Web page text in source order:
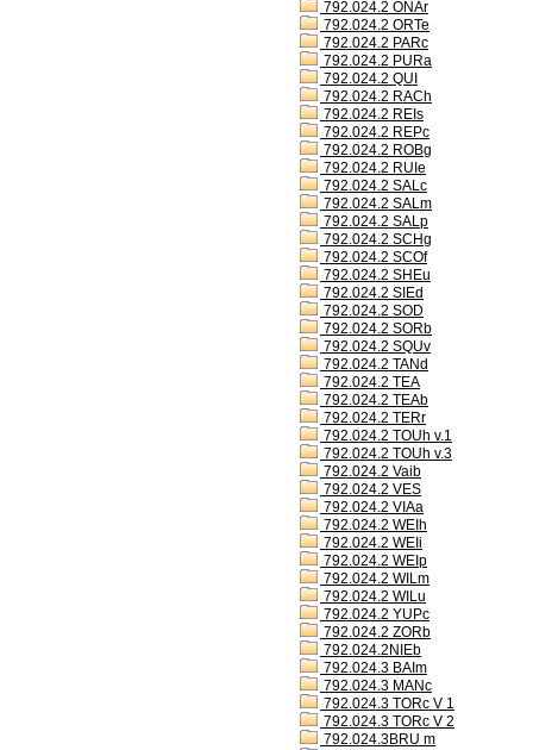
792.024.2 ONAr
792.024.2 ORTe
792.024.2 PARc
792.024.2 PURa
792.024.2 QUI
792.024.2 RACh
792.024.2 REIs
792.024.2 REPc
792.024.2 ROBg
792.024.2 RUIe
792.024.2 SALc
792.024.2 SALm
792.024.2 SALp
792.024.2 SCHg
792.024.2 SCOf
792.024.2 SHEu
792.024.2 SIEd
792.024.2 SOD
792.024.2 SORb
792.024.2 SQUv
792.024.2 TANd
792.024.2 TEA
792.024.2 TEAb
792.024.2 TERr
792.024.2 TOUh v.1
792.024.2 TOUh v.3
792.024.2 Vaib
792.024.2 VES
792.024.2 VIAa
792.024.2 WEIh
792.024.2 WEIi
792.024.2 WEIp
792.024.2 WILm
792.024.2 WILu
792.024.2 YUPc
792.024.2 ZORb
792.024.2NIEb
792.024.3 BAIm
792.024.3 MANc
792.024.3 TORc V 1
792.024.3 TORc V 2
792.024.3BRU m